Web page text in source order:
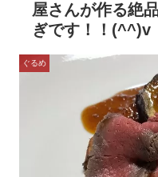
屋さんが作る絶
ぎです！！(^^)v
ぐるめ